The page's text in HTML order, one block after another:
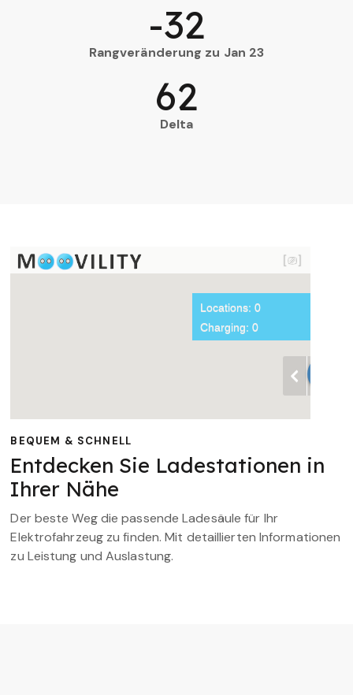
Rangveränderung zu Jan 23
-32
Delta
62
BEQUEM & SCHNELL
Entdecken Sie Ladestationen in
Ihrer Nähe
Der beste Weg die passende Ladesäule für Ihr
Elektrofahrzeug zu finden. Mit detaillierten Informationen
zu Leistung und Auslastung.